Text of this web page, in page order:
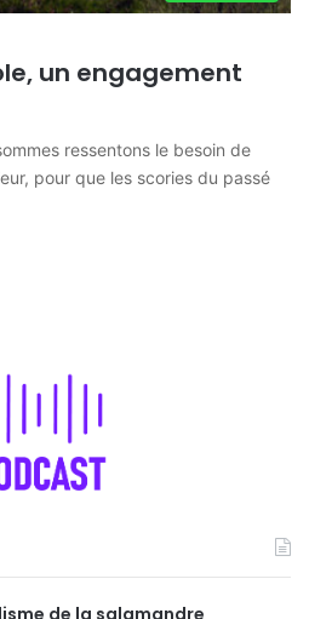
un engagement
ressentons le besoin de
pour que les scories du passé